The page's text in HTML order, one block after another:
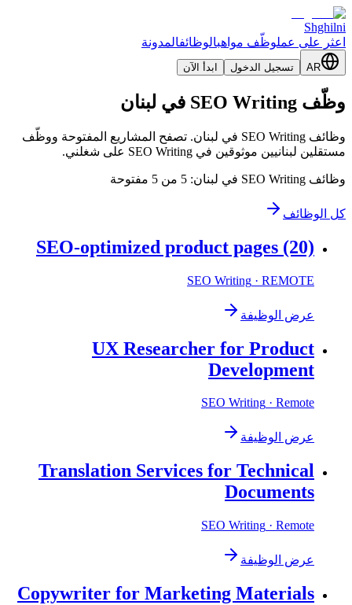
Shghilni
اعثر على عملوظّف مواهبالوظائفالمدونة
AR تسجيل الدخول ابدأ الآن
وظّف SEO Writing في لبنان
وظائف SEO Writing في لبنان. تصفح المشاريع المفتوحة ووظّف
مستقلين لبنانيين موثوقين في SEO Writing على شغلني.
وظائف SEO Writing في لبنان: 5 من 5 مفتوحة
كل الوظائف
SEO-optimized product pages (20)
SEO Writing · REMOTE
عرض الوظيفة
UX Researcher for Product
Development
SEO Writing · Remote
عرض الوظيفة
Translation Services for Technical
Documents
SEO Writing · Remote
عرض الوظيفة
Copywriter for Marketing Materials